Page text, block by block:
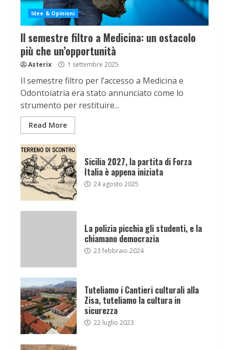
Idee & Opinioni
Il semestre filtro a Medicina: un ostacolo
più che un’opportunità
Asterix 1 settembre 2025
Il semestre filtro per l’accesso a Medicina e
Odontoiatria era stato annunciato come lo
strumento per restituire...
Read More
Sicilia 2027, la partita di Forza
Italia è appena iniziata
24 agosto 2025
La polizia picchia gli studenti, e la
chiamano democrazia
23 febbraio 2024
Tuteliamo i Cantieri culturali alla
Zisa, tuteliamo la cultura in
sicurezza
22 luglio 2023